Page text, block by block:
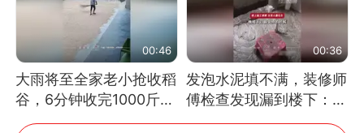
00:46
大雨将至全家老小抢收稻
谷，6分钟收完1000斤，
没有一个人掉链子
00:36
发泡水泥填不满，装修师
傅检查发现漏到楼下：出
风口未延伸到外墙